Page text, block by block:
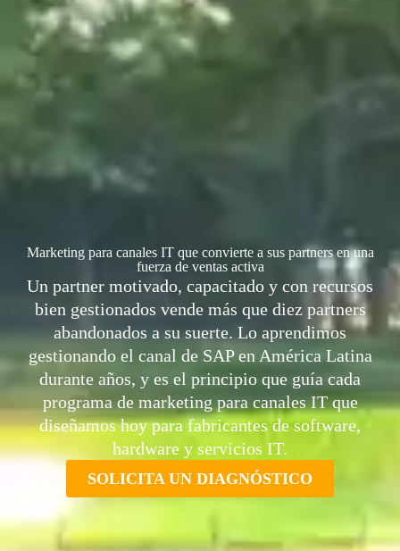
Marketing para canales IT que convierte a sus partners en una
fuerza de ventas activa
Un partner motivado, capacitado y con recursos
bien gestionados vende más que diez partners
abandonados a su suerte. Lo aprendimos
gestionando el canal de SAP en América Latina
durante años, y es el principio que guía cada
programa de marketing para canales IT que
diseñamos hoy para fabricantes de software,
hardware y servicios IT.
SOLICITA UN DIAGNÓSTICO